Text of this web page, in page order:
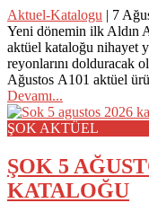
Aktuel-Katalogu | 7
Yeni dönemin ilk Aldın
aktüel kataloğu nihayet
reyonlarını dolduracak
Ağustos A101 aktüel
Devamı...
ŞOK AKTÜEL
ŞOK 5
KATALOĞU